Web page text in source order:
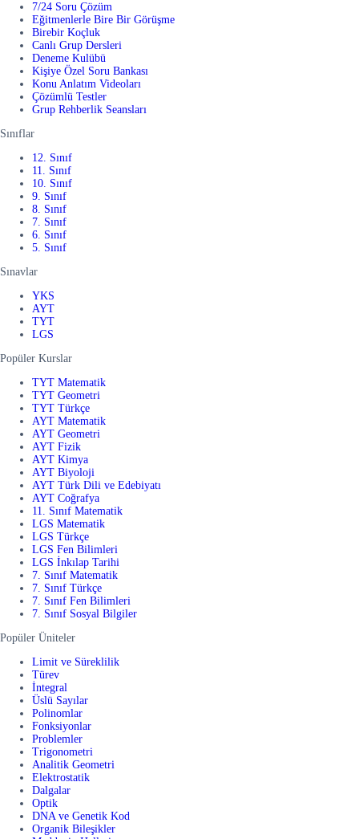
7/24 Soru Çözüm
Eğitmenlerle Bire Bir Görüşme
Birebir Koçluk
Canlı Grup Dersleri
Deneme Kulübü
Kişiye Özel Soru Bankası
Konu Anlatım Videoları
Çözümlü Testler
Grup Rehberlik Seansları
Sınıflar
12. Sınıf
11. Sınıf
10. Sınıf
9. Sınıf
8. Sınıf
7. Sınıf
6. Sınıf
5. Sınıf
Sınavlar
YKS
AYT
TYT
LGS
Popüler Kurslar
TYT Matematik
TYT Geometri
TYT Türkçe
AYT Matematik
AYT Geometri
AYT Fizik
AYT Kimya
AYT Biyoloji
AYT Türk Dili ve Edebiyatı
AYT Coğrafya
11. Sınıf Matematik
LGS Matematik
LGS Türkçe
LGS Fen Bilimleri
LGS İnkılap Tarihi
7. Sınıf Matematik
7. Sınıf Türkçe
7. Sınıf Fen Bilimleri
7. Sınıf Sosyal Bilgiler
Popüler Üniteler
Limit ve Süreklilik
Türev
İntegral
Üslü Sayılar
Polinomlar
Fonksiyonlar
Problemler
Trigonometri
Analitik Geometri
Elektrostatik
Dalgalar
Optik
DNA ve Genetik Kod
Organik Bileşikler